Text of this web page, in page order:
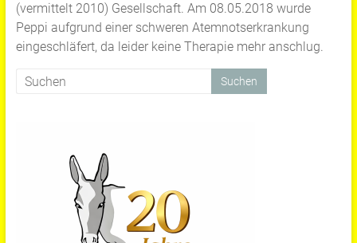
(vermittelt 2010) Gesellschaft. Am 08.05.2018 wurde
Peppi aufgrund einer schweren Atemnotserkrankung
eingeschläfert, da leider keine Therapie mehr anschlug.